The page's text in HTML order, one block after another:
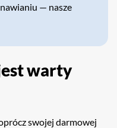
— nasze
warty
swojej darmowej